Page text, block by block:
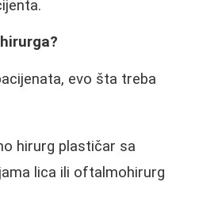
evo šta treba
hirurg plastičar sa
lica ili oftalmohirurg